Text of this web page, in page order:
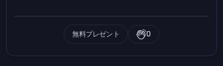
無料プレゼント 0